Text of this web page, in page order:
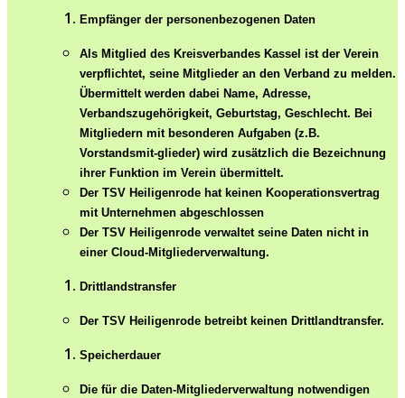
Empfänger der personenbezogenen Daten
Als Mitglied des Kreisverbandes Kassel ist der Verein
verpflichtet, seine Mitglieder an den Verband zu melden.
Übermittelt werden dabei Name, Adresse,
Verbandszugehörigkeit, Geburtstag, Geschlecht. Bei
Mitgliedern mit besonderen Aufgaben (z.B.
Vorstandsmit-glieder) wird zusätzlich die Bezeichnung
ihrer Funktion im Verein übermittelt.
Der TSV Heiligenrode hat keinen Kooperationsvertrag
mit Unternehmen abgeschlossen
Der TSV Heiligenrode verwaltet seine Daten nicht in
einer Cloud-Mitgliederverwaltung.
Drittlandstransfer
Der TSV Heiligenrode betreibt keinen Drittlandtransfer.
Speicherdauer
Die für die Daten-Mitgliederverwaltung notwendigen